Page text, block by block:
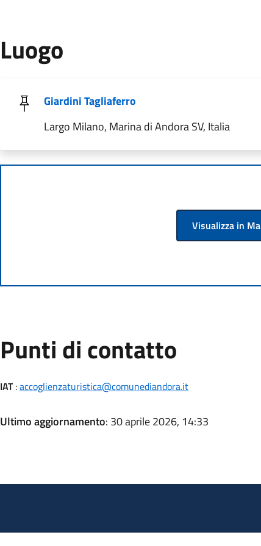
Luogo
Giardini Tagliaferro
Largo Milano, Marina di Andora SV, Italia
Visualizza in
Punti di contatto
IAT:accoglienzaturistica@comunediandora.it
Ultimo aggiornamento: 30 aprile 2026, 14:33